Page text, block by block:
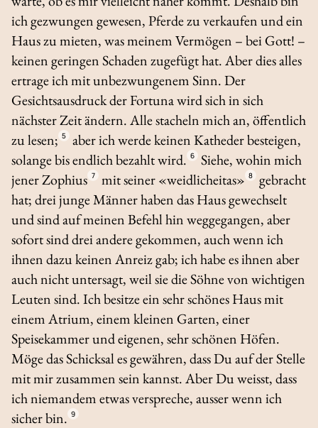
ich gezwungen gewesen, Pferde zu verkaufen und ein
Haus zu mieten, was meinem Vermögen – bei Gott! –
keinen geringen Schaden zugefügt hat. Aber dies alles
ertrage ich mit unbezwungenem Sinn. Der
Gesichtsausdruck der Fortuna wird sich in sich
nächster Zeit ändern. Alle stacheln mich an, öffentlich
zu lesen; 5
aber ich werde keinen Katheder besteigen,
solange bis endlich bezahlt wird. 6
Siehe, wohin mich
jener Zophius 7 mit seiner «weidlicheitas» 8
gebracht
hat; drei junge Männer haben das Haus gewechselt
und sind auf meinen Befehl hin weggegangen, aber
sofort sind drei andere gekommen, auch wenn ich
ihnen dazu keinen Anreiz gab; ich habe es ihnen aber
auch nicht untersagt, weil sie die Söhne von wichtigen
Leuten sind. Ich besitze ein sehr schönes Haus mit
einem Atrium, einem kleinen Garten, einer
Speisekammer und eigenen, sehr schönen Höfen.
Möge das Schicksal es gewähren, dass Du auf der Stelle
mit mir zusammen sein kannst. Aber Du weisst, dass
ich niemandem etwas verspreche, ausser wenn ich
sicher bin. 9